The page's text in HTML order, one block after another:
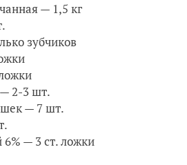
— 1,5 кг
зубчиков
2-3 шт.
— 7 шт.
— 3 ст. ложки